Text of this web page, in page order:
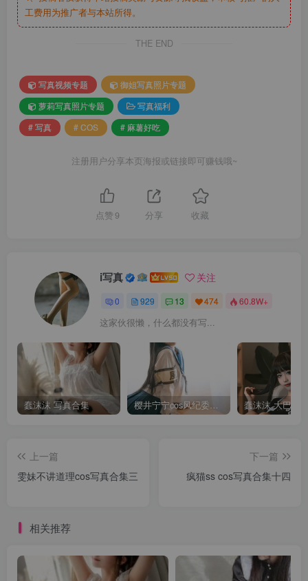
工费用为推广者与本站所得。
THE END
写真视频专题
御姐写真照片专题
萝莉写真照片专题
写真福利
# 写真
# COS # 麻薯好吃
注册用户分享本页海报或链接即可赚钱哦~
点赞 9 分享 收藏
i写真 关注
0 929 13 474 60.8W+
这家伙很懒，什么都没有写...
蠢沫沫 写真合集 樱井宁宁cos风纪委员写真套图
上一篇
雯妹不讲道理cos写真合集三
下一篇
疯猫ss cos写真合集十四
相关推荐